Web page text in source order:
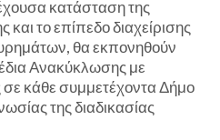
κατάσταση της
το επίπεδο διαχείρισης
θα εκπονηθούν
Ανακύκλωσης με
σε κάθε συμμετέχοντα Δήμο
της διαδικασίας